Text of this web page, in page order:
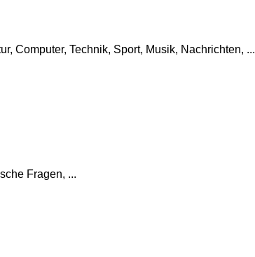
Computer, Technik, Sport, Musik, Nachrichten, ...
Fragen, ...